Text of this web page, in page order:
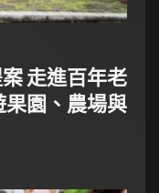
走進百年老
果園、農場與